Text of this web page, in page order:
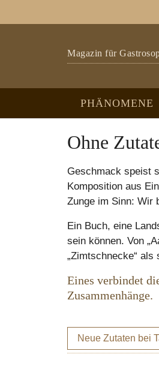
Magazin für
PHÄNOMENE
Ohne
Geschmack speist
Komposition aus
Zunge im Sinn: Wir
Ein Buch, eine
sein können. Von
„Zimtschnecke“
Eines verbindet
Zusammenhänge.
Neue Zutaten bei